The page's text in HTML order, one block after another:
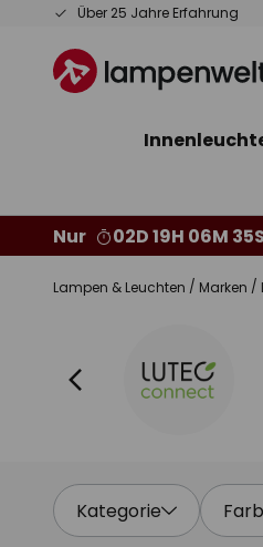
Über 25 Jahre Erfahrung
Zum
springen
Nur
02D 19H 06M 35S
Lampen & Leuchten Marken
Kategorie